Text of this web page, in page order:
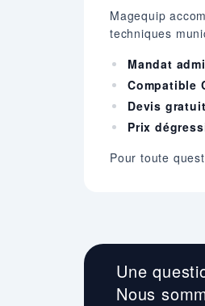
Magequip
techniques
Mandat
Compatible
Devis
Prix
Pour toute
Une
Nous